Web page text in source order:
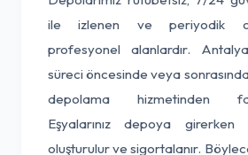
ile izlenen ve periyodik
profesyonel alanlardır.
süreci öncesinde veya
depolama hizmetinden
Eşyalarınız depoya
oluşturulur ve sigortalanır.